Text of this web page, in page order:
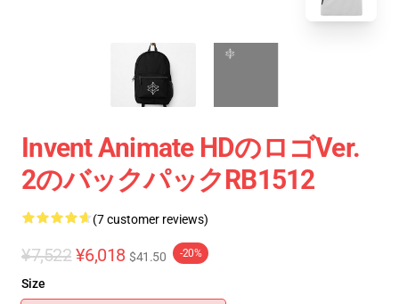
Invent Animate HDのロゴVer.
2のバックパックRB1512
(7 customer reviews)
¥7,522 ¥6,018 $41.50 -20%
Size